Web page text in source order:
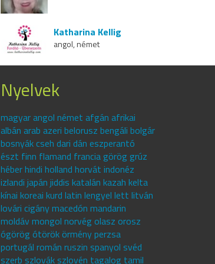
Katharina Kellig
angol, német
Nyelvek
magyar angol német afgán afrikai
albán arab azeri belorusz bengáli bolgár
bosnyák cseh dari dán eszperantó
észt finn flamand francia görög grúz
héber hindi holland horvát indonéz
izlandi japán jiddis katalán kazah kelta
kínai koreai kurd latin lengyel lett litván
lovári cigány macedón mandarin
moldáv mongol norvég olasz orosz
ógörög ótörök örmény perzsa
portugál román ruszin spanyol svéd
szerb szlovák szlovén tagalog tamil